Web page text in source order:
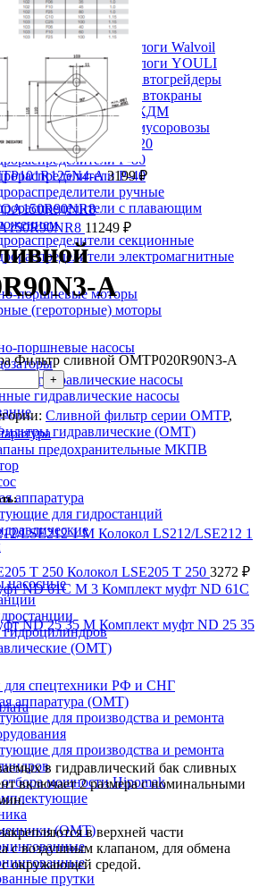
Volvo
аналоги Walvoil
аналоги YOULI
на автогрейдеры
на автокраны
на КДМ
на мусоровозы
Р-120
Р-80
Р-40
ручные
с плавающим
секционные
электромагнитные
поршневые моторы
(героторные) моторы
поршневые насосы
гидравлические насосы
гидравлические насосы
предохранительные МКПВ
аппаратура
для гидростанций
насосные
(OMT)
для спецтехники РФ и СНГ
аппаратура (OMT)
для производства и ремонта
для производства и ремонта
мощности Hipomak
(OMT)
прутки
A3199₽
11249 ₽
A
Фильтр сливной OMTP020R90N3-A
Сливной фильтр серии OMTP,
гидравлические (OMT)
Колокол LS212/LSE212 1
Колокол LSE205 T 250 3272 ₽
Комплект муфт ND 61C
Комплект муфт ND 25 35
в гидравлический бак сливных
включает 2 размера с номинальными
в верхней части
с воздушным клапаном, для обмена
окружающей средой.